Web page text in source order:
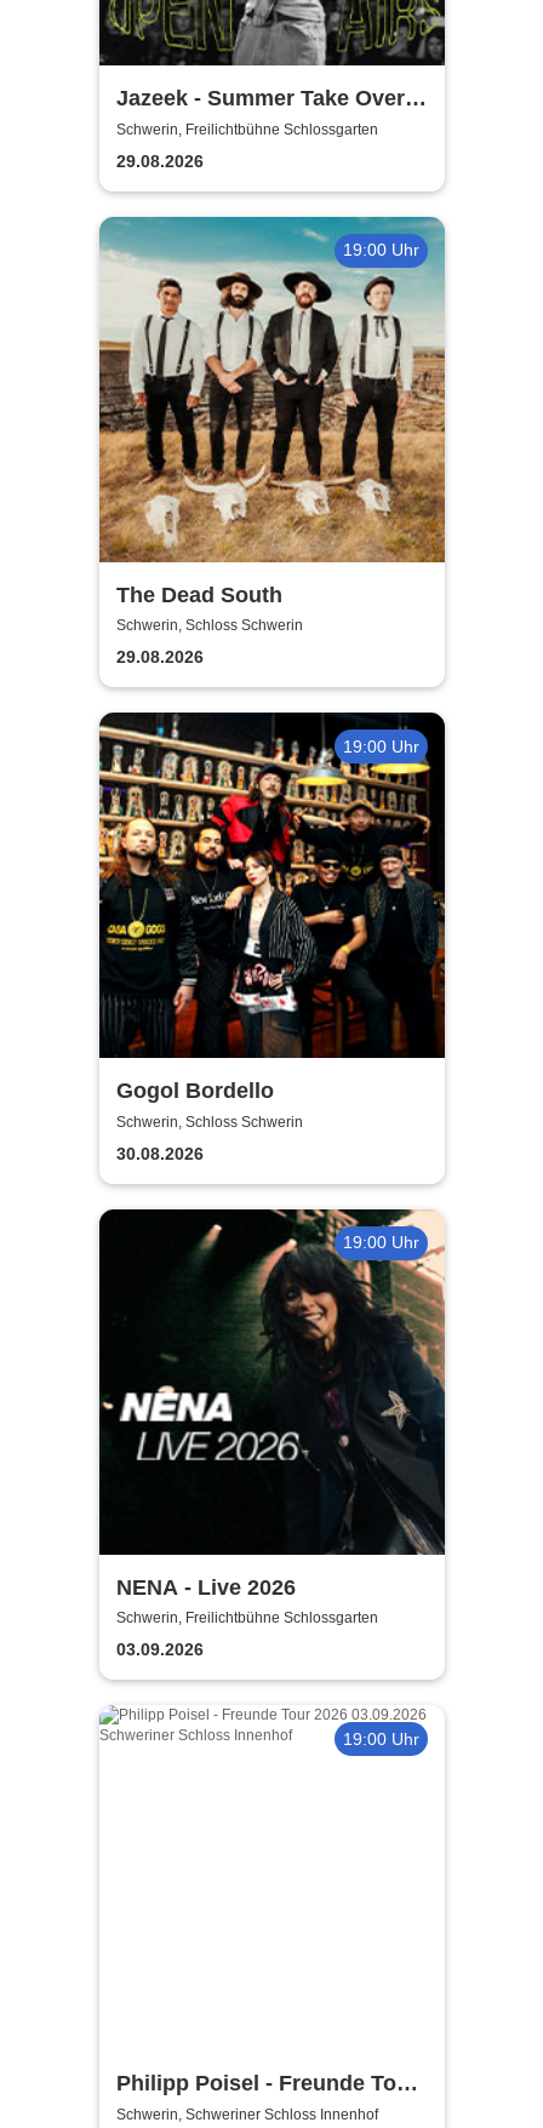
Jazeek - Summer Take Over
2026
Schwerin, Freilichtbühne Schlossgarten
29.08.2026
19:00 Uhr
The Dead South
Schwerin, Schloss Schwerin
29.08.2026
19:00 Uhr
Gogol Bordello
Schwerin, Schloss Schwerin
30.08.2026
19:00 Uhr
NENA - Live 2026
Schwerin, Freilichtbühne Schlossgarten
03.09.2026
19:00 Uhr
Philipp Poisel - Freunde Tour
2026
Schwerin, Schweriner Schloss Innenhof